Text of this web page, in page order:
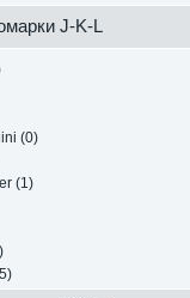
J-K-L
(0)
(1)